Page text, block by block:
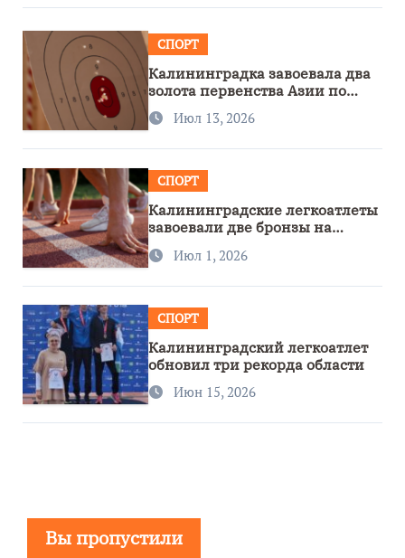
СПОРТ
Калининградка завоевала два
золота первенства Азии по
метанию ножа
Июл 13, 2026
СПОРТ
Калининградские легкоатлеты
завоевали две бронзы на
первенстве России
Июл 1, 2026
СПОРТ
Калининградский легкоатлет
обновил три рекорда области
Июн 15, 2026
Вы пропустили